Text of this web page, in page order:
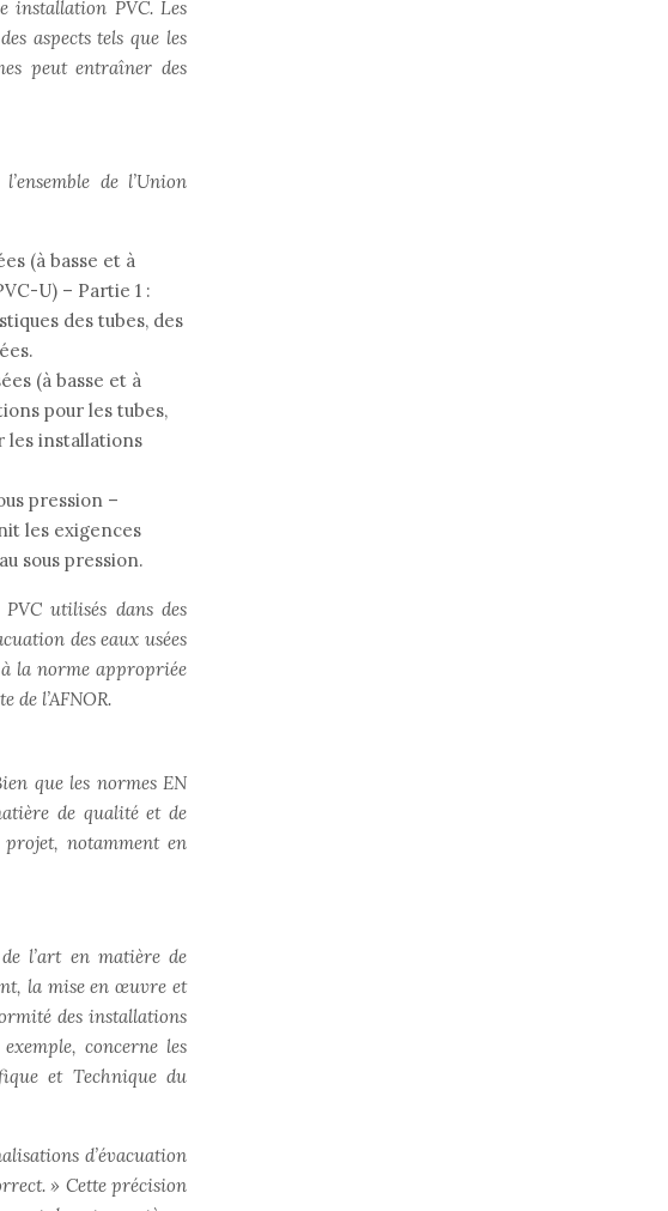
installation PVC. Les
aspects tels que les
peut entraîner des
de l’Union
(à basse et à
U) – Partie 1 :
des tubes, des
(à basse et à
pour les tubes,
les installations
pression –
les exigences
sous pression.
utilisés dans des
des eaux usées
la norme appropriée
l’AFNOR.
que les normes EN
de qualité et de
notamment en
l’art en matière de
la mise en œuvre et
des installations
concerne les
et Technique du
d’évacuation
» Cette précision